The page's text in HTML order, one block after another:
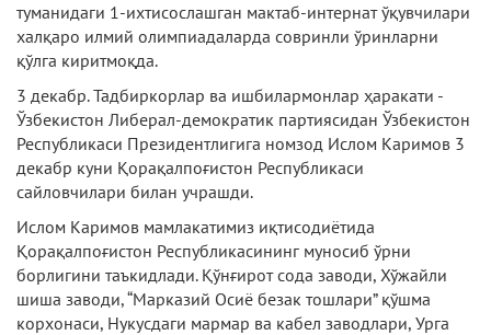
туманидаги 1-ихтисослашган мактаб-интернат ўқувчилари
халқаро илмий олимпиадаларда совринли ўринларни
қўлга киритмоқда.
3 декабр. Тадбиркорлар ва ишбилармонлар ҳаракати -
Ўзбекистон Либерал-демократик партиясидан Ўзбекистон
Республикаси Президентлигига номзод Ислом Каримов 3
декабр куни Қорақалпоғистон Республикаси
сайловчилари билан учрашди.
Ислом Каримов мамлакатимиз иқтисодиётида
Қорақалпоғистон Республикасининг муносиб ўрни
борлигини таъкидлади. Қўнғирот сода заводи, Хўжайли
шиша заводи, “Марказий Осиё безак тошлари” қўшма
корхонаси, Нукусдаги мармар ва кабел заводлари, Урга